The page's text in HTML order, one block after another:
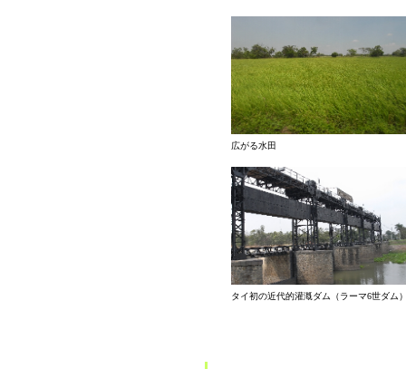
広がる水田
タイ初の近代的灌漑ダム（ラーマ6世ダム